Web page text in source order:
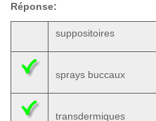
Réponse:
suppositoires
sprays buccaux
transdermiques